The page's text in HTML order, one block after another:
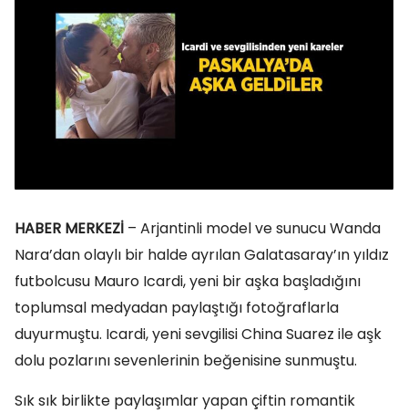
HABER MERKEZİ – Arjantinli model ve sunucu Wanda
Nara’dan olaylı bir halde ayrılan Galatasaray’ın yıldız
futbolcusu Mauro Icardi, yeni bir aşka başladığını
toplumsal medyadan paylaştığı fotoğraflarla
duyurmuştu. Icardi, yeni sevgilisi China Suarez ile aşk
dolu pozlarını sevenlerinin beğenisine sunmuştu.
Sık sık birlikte paylaşımlar yapan çiftin romantik